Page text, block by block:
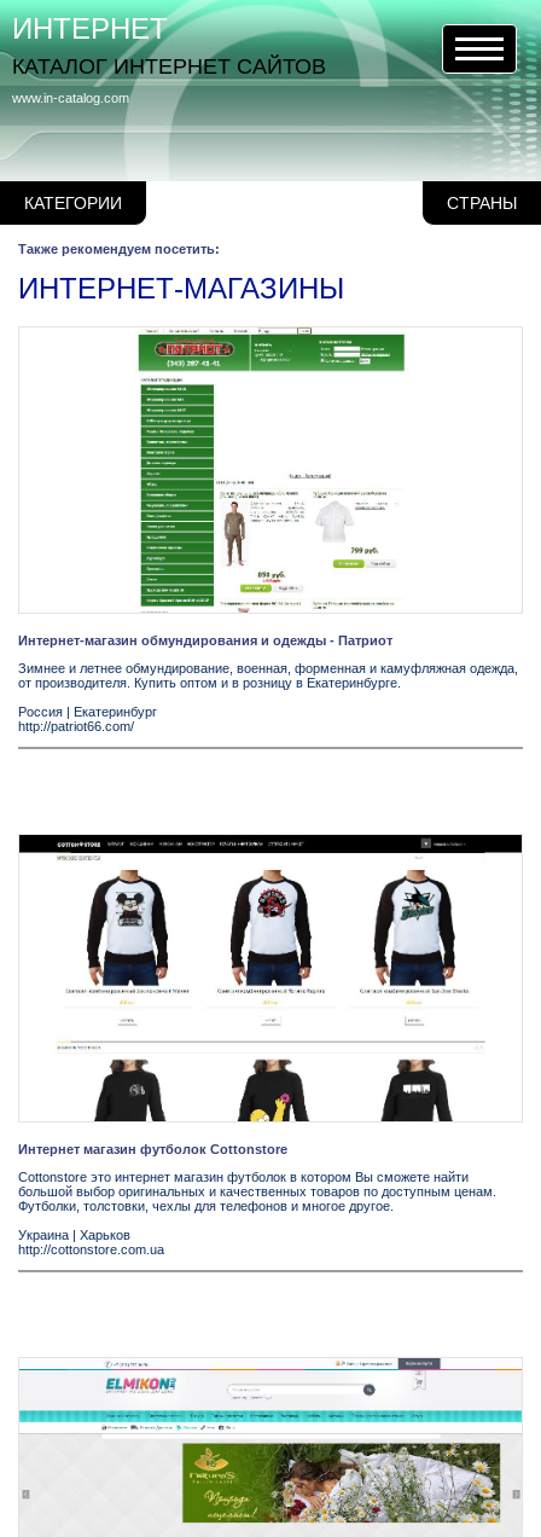
КАТЕГОРИИ СТРАНЫ
www.in-catalog.com
ИНТЕРНЕТ
КАТАЛОГ ИНТЕРНЕТ САЙТОВ
Также рекомендуем посетить:
ИНТЕРНЕТ-МАГАЗИНЫ
Интернет-магазин обмундирования и одежды - Патриот
Зимнее и летнее обмундирование, военная, форменная и камуфляжная одежда,
от производителя. Купить оптом и в розницу в Екатеринбурге.
Россия
Екатеринбург
http://patriot66.com/
Интернет магазин футболок Cottonstore
Cottonstore это интернет магазин футболок в котором Вы сможете найти
большой выбор оригинальных и качественных товаров по доступным ценам.
Футболки, толстовки, чехлы для телефонов и многое другое.
Украина | Харьков
http://cottonstore.com.ua